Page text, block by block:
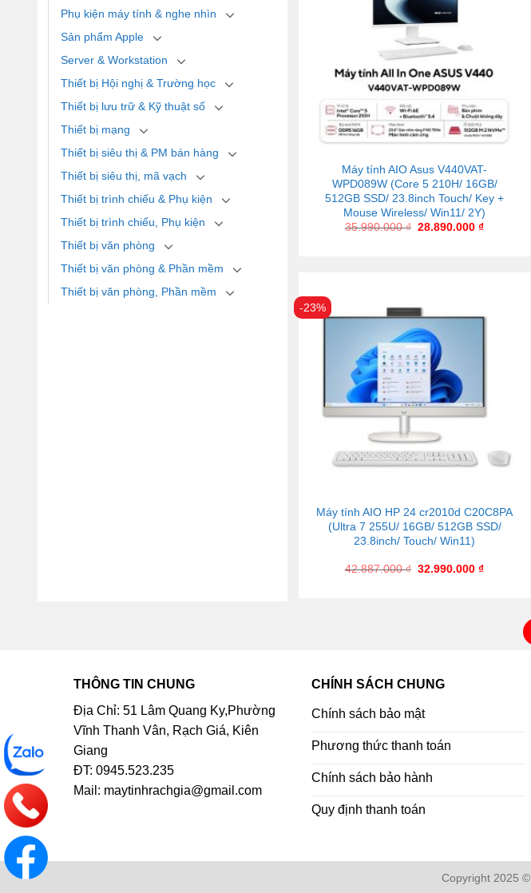
Phụ kiện máy tính & nghe nhìn
Sản phẩm Apple
Server & Workstation
Thiết bị Hội nghị & Trường học
Thiết bị lưu trữ & Kỹ thuật số
Thiết bị mạng
Thiết bị siêu thị & PM bán hàng
Thiết bị siêu thị, mã vạch
Thiết bị trình chiếu & Phụ kiện
Thiết bị trình chiếu, Phụ kiện
Thiết bị văn phòng
Thiết bị văn phòng & Phần mềm
Thiết bị văn phòng, Phần mềm
Máy tính AIO Asus V440VAT-
WPD089W (Core 5 210H/ 16GB/
512GB SSD/ 23.8inch Touch/ Key +
Mouse Wireless/ Win11/ 2Y)
35.990.000₫ 28.890.000₫
-23%
Máy tính AIO HP 24 cr2010d C20C8PA
(Ultra 7 255U/ 16GB/ 512GB SSD/
23.8inch/ Touch/ Win11)
42.887.000₫ 32.990.000₫
THÔNG TIN CHUNG
Địa Chỉ: 51 Lâm Quang Ky,Phường
Vĩnh Thanh Vân, Rạch Giá, Kiên
Giang
ĐT: 0945.523.235
Mail: maytinhrachgia@gmail.com
CHÍNH SÁCH CHUNG
Chính sách bảo mật
Phương thức thanh toán
Chính sách bảo hành
Quy định thanh toán
Copyright 2025 ©